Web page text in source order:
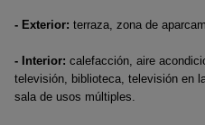
- Exterior: terraza, zona de
- Interior: calefacción, aire
televisión, biblioteca, televisión en
sala de usos múltiples.